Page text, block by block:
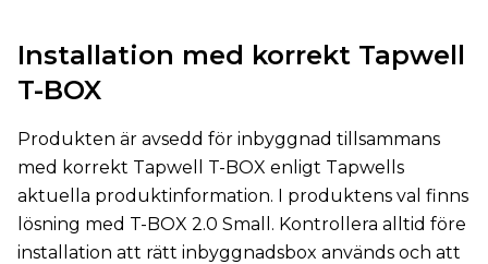
Installation med korrekt Tapwell
T-BOX
Produkten är avsedd för inbyggnad tillsammans
med korrekt Tapwell T-BOX enligt Tapwells
aktuella produktinformation. I produktens val finns
lösning med T-BOX 2.0 Small. Kontrollera alltid före
installation att rätt inbyggnadsbox används och att